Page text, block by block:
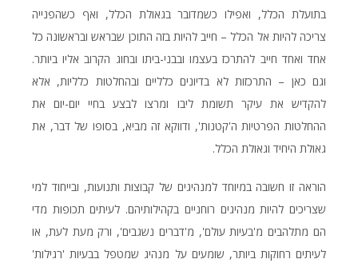
בתועלת הכלל, ואפילו כשמדובר בגאולת הכלל, ואף כשהפנייה
צריכה להיות אל הכלל – חייב להיות בזה התוכן שבראש ובראשונה כל
אחד ואחד חייב להתרכז בעצמו ובבני-ביתו ובחוג הקרוב אליו ביותר.
וגם כאן – התרכזות לא בדיונים כלליים ובהחלטות כלליות, אלא
להקדיש את עיקר תשומת ליבו ומרצו לבצע בחיי יום-יום את
ההחלטות הפרטיות ה'קטנות', ודווקא זה מביא, בסופו של דבר, את
גאולת היחיד וגאולת הכלל.
הוראה זו חשובה במיוחד למנהיגים של קבוצות ותנועות, ובייחוד למי
שצריכים להיות מנהיגים רוחניים בקהילותיהם. לעיתים תכופות מדי
הם מתלהבים מ'בעיות עולם', מ'דברים נשגבים', ורק מעת לעת, או
לעיתים רחוקות ביותר, שומעים על מנהיג שמטפל בבעיות 'רגילות'